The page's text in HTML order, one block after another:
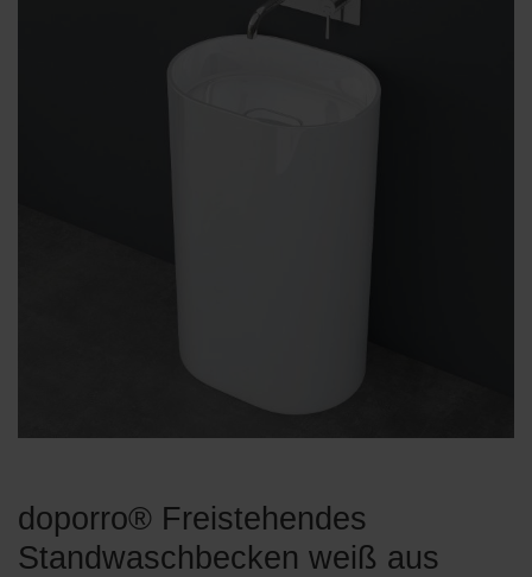
doporro® Freistehendes
Standwaschbecken weiß aus